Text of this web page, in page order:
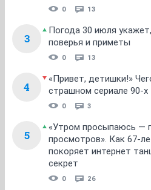
0 13
3
Погода 30 июля
поверья и приметы
0 13
4
«Привет, детишки!»
страшном сериале 90-х
0 3
5
«Утром просыпаюсь —
просмотров». Как 67-
покоряет интернет
секрет
0 26